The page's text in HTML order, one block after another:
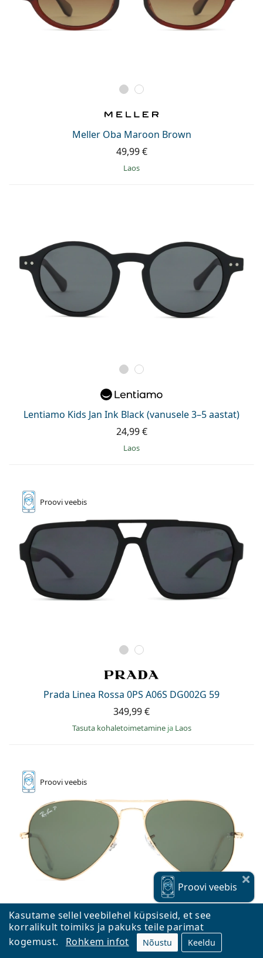
Kasutame sellel veebilehel küpsiseid, et see
korralikult toimiks ja pakuks teile parimat
kogemust.
Rohkem infot Nõustu Keeldu
Meller Oba Maroon Brown
49,99 €
Laos
Lentiamo Kids Jan Ink Black (vanusele 3–5 aastat)
24,99 €
Laos
Prooviveebis
Prada Linea Rossa 0PS A06S DG002G 59
349,99 €
Tasuta kohaletoimetamine ja Laos
Prooviveebis
Proovi veebis